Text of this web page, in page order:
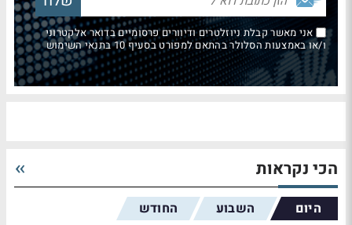
אני מאשר קבלת ניוזלטרים ודיוורים פרסומיים בדואר אלקטרוני
ו/או באמצעות הסלולר בהתאם למפורט בסעיף 10 בתנאי השימוש
הכי נקראות
היום השבוע החודש